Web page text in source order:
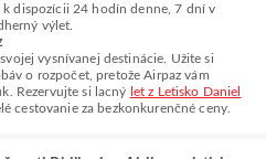
k dispozícii 24 hodín denne, 7 dní v
výlet.
vysnívanej destinácie. Užite si
o rozpočet, pretože Airpaz vám
Rezervujte si lacný let z Letisko Daniel
cestovanie za bezkonkurenčné ceny.